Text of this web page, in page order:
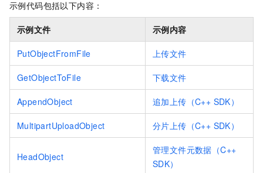
示例代码包括以下内容：
示例文件 示例内容
PutObjectFromFile 上传文件
GetObjectToFile 下载文件
AppendObject 追加上传（C++ SDK）
MultipartUploadObject 分片上传（C++ SDK）
HeadObject
管理文件元数据（C++
SDK）